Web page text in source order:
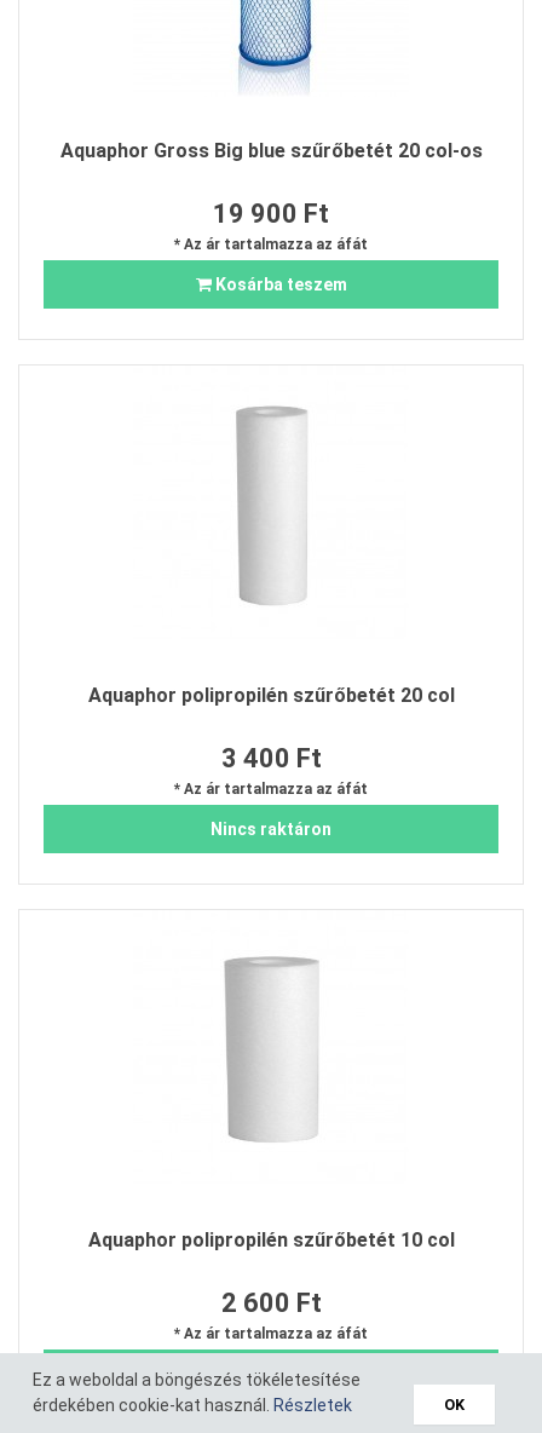
Aquaphor Gross Big blue szűrőbetét 20 col-os
19 900 Ft
* Az ár tartalmazza az áfát
Kosárba teszem
Aquaphor polipropilén szűrőbetét 20 col
3 400 Ft
* Az ár tartalmazza az áfát
Nincs raktáron
Aquaphor polipropilén szűrőbetét 10 col
2 600 Ft
* Az ár tartalmazza az áfát
Kosárba teszem
Ez a weboldal a böngészés tökéletesítése
érdekében cookie-kat használ.
Részletek OK